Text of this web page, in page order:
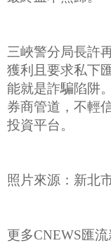
三峽警分局長許
獲利且要求私下
能就是詐騙陷阱
券商管道，不輕
投資平台。
照片來源：新北
更多CNEWS匯流